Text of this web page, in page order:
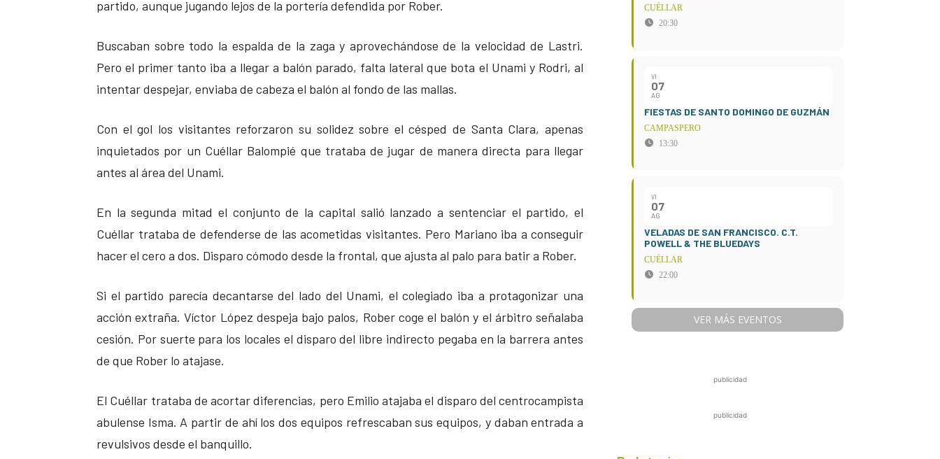
partido, aunque jugando lejos de la portería defendida por Rober.
Buscaban sobre todo la espalda de la zaga y aprovechándose de la velocidad de Lastri.
Pero el primer tanto iba a llegar a balón parado, falta lateral que bota el Unami y Rodri, al
intentar despejar, enviaba de cabeza el balón al fondo de las mallas.
Con el gol los visitantes reforzaron su solidez sobre el césped de Santa Clara, apenas
inquietados por un Cuéllar Balompié que trataba de jugar de manera directa para llegar
antes al área del Unami.
En la segunda mitad el conjunto de la capital salió lanzado a sentenciar el partido, el
Cuéllar trataba de defenderse de las acometidas visitantes. Pero Mariano iba a conseguir
hacer el cero a dos. Disparo cómodo desde la frontal, que ajusta al palo para batir a Rober.
Si el partido parecía decantarse del lado del Unami, el colegiado iba a protagonizar una
acción extraña. Víctor López despeja bajo palos, Rober coge el balón y el árbitro señalaba
cesión. Por suerte para los locales el disparo del libre indirecto pegaba en la barrera antes
de que Rober lo atajase.
El Cuéllar trataba de acortar diferencias, pero Emilio atajaba el disparo del centrocampista
abulense Isma. A partir de ahí los dos equipos refrescaban sus equipos, y daban entrada a
revulsivos desde el banquillo.
CUÉLLAR
20:30
VI
07
AG
FIESTAS DE SANTO DOMINGO DE GUZMÁN
CAMPASPERO
13:30
VI
07
AG
VELADAS DE SAN FRANCISCO. C.T.
POWELL & THE BLUEDAYS
CUÉLLAR
22:00
VER MÁS EVENTOS
publicidad
publicidad